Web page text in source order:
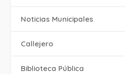
‎Noticias Municipales
Callejero
Biblioteca Pública